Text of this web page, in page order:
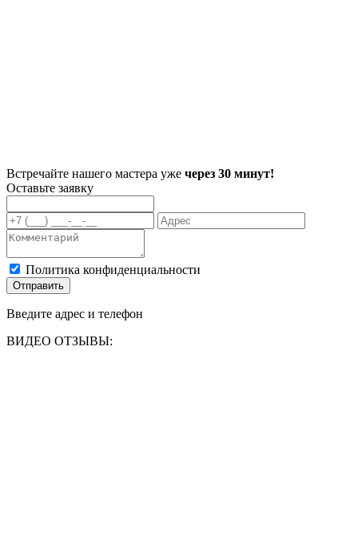
Встречайте нашего мастера уже через 30 минут!
Оставьте заявку
Политика конфиденциальности
Отправить
Введите адрес и телефон
ВИДЕО ОТЗЫВЫ: